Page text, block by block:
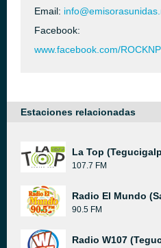
Email:
Facebook:
www.facebook.com/
Estaciones relacionadas
La Top
107.7 FM
Radio El Mundo
90.5 FM
Radio W107